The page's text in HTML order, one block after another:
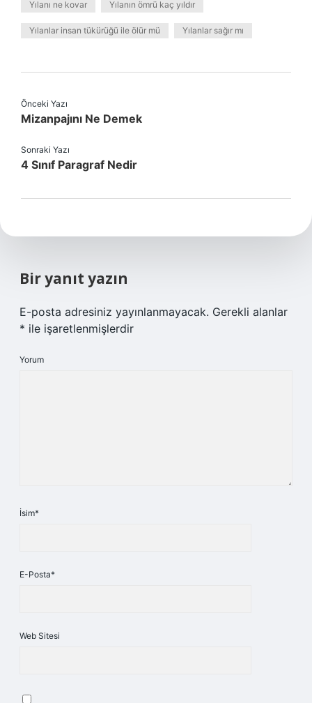
Yılanı ne kovar Yılanın ömrü kaç yıldır
Yılanlar insan tükürüğü ile ölür mü Yılanlar sağır mı
Önceki Yazı
Mizanpajını Ne Demek
Sonraki Yazı
4 Sınıf Paragraf Nedir
Bir yanıt yazın
E-posta adresiniz yayınlanmayacak. Gerekli alanlar
* ile işaretlenmişlerdir
Yorum
İsim*
E-Posta*
Web Sitesi